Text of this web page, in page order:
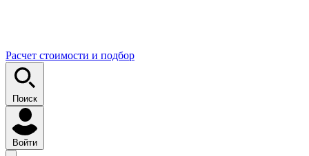
Расчет стоимости и подбор
Поиск
Войти